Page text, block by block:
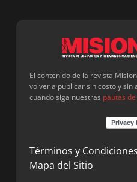
El contenido de la revista
volver a publicar sin costo y
cuando siga nuestras pautas
Términos y Condiciones
Mapa del Sitio